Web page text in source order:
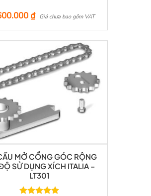
₫ Giá chưa bao gồm VAT
MỞ CỔNG GÓC RỘNG
SỬ DỤNG XÍCH ITALIA –
LT301